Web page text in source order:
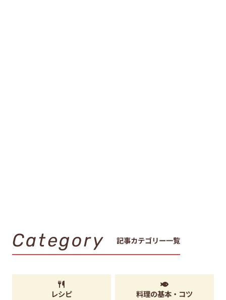
Category 記事カテゴリー一覧
レシピ 料理の基本・コツ